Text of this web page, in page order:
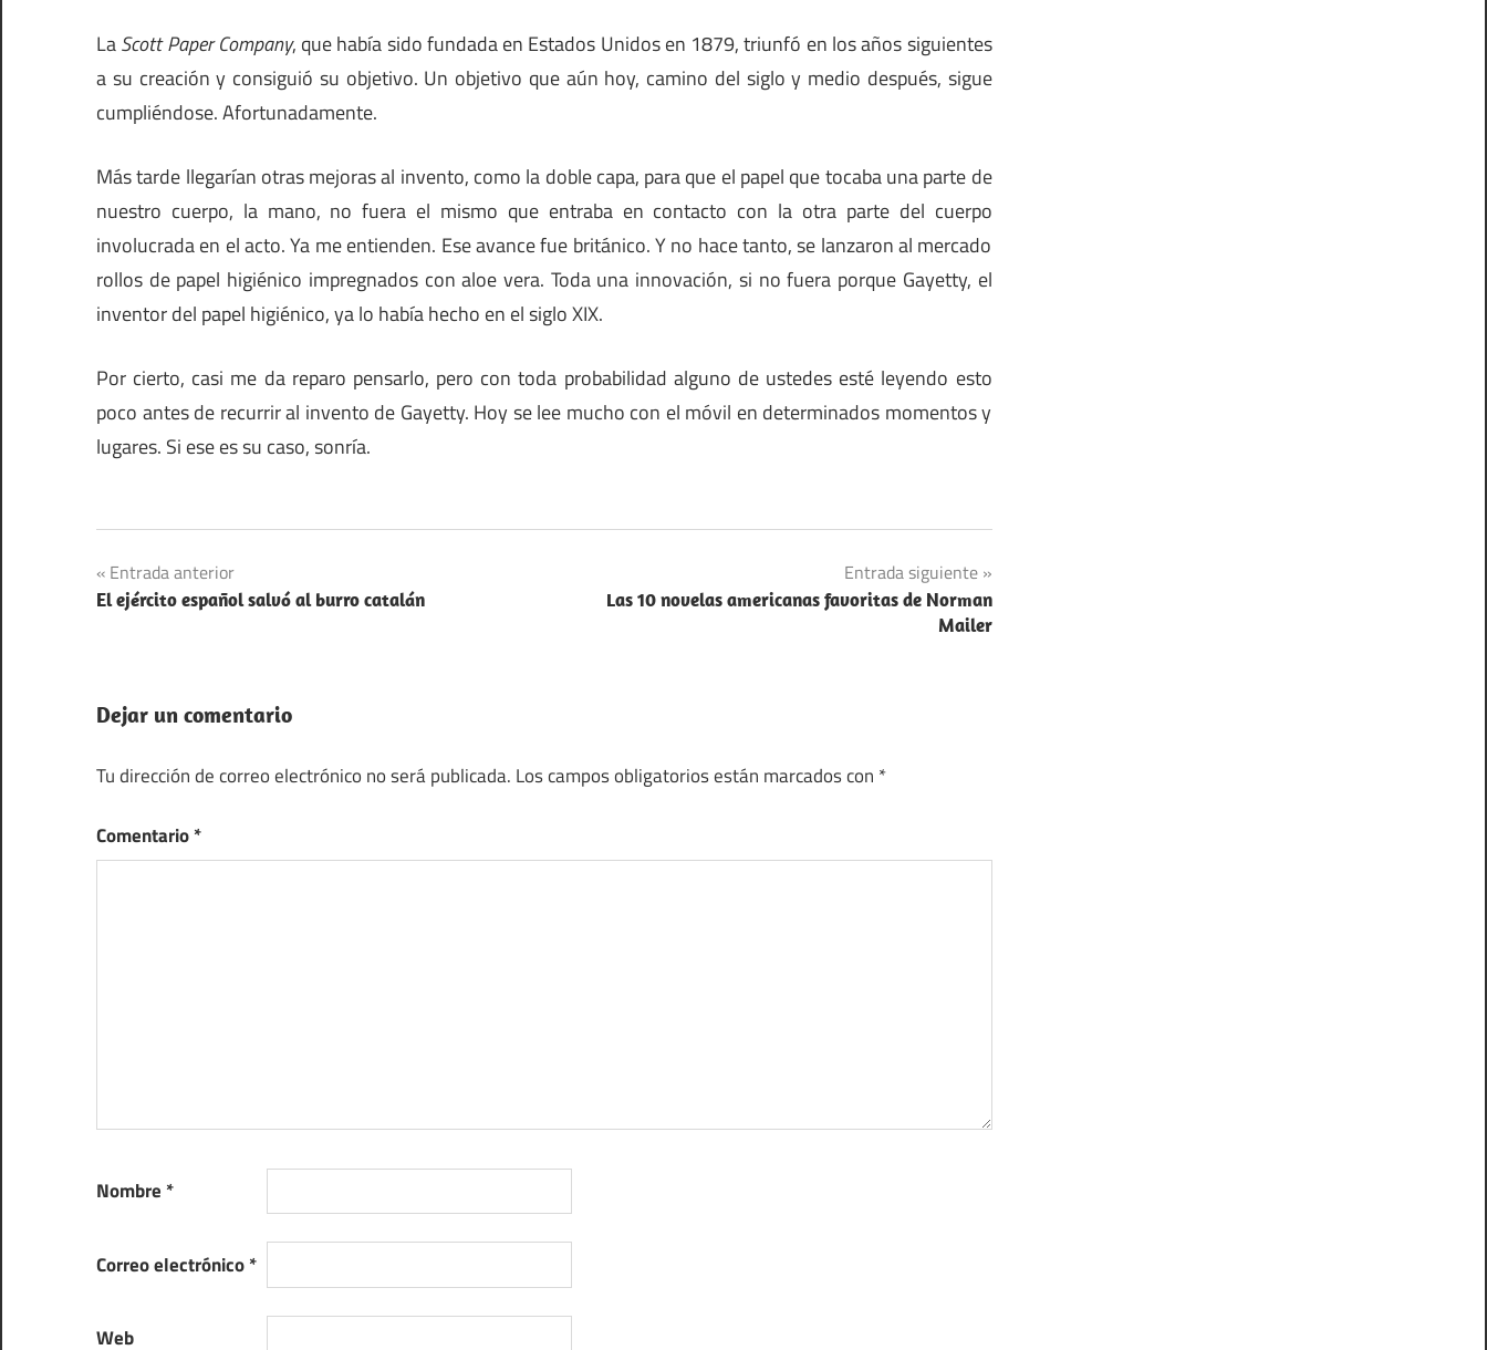
LaScott Paper Company, que había sido fundada en Estados Unidos en 1879, triunfó en los años siguientes
a su creación y consiguió su objetivo. Un objetivo que aún hoy, camino del siglo y medio después, sigue
cumpliéndose. Afortunadamente.
Más tarde llegarían otras mejoras al invento, como la doble capa, para que el papel que tocaba una parte de
nuestro cuerpo, la mano, no fuera el mismo que entraba en contacto con la otra parte del cuerpo
involucrada en el acto. Ya me entienden. Ese avance fue británico. Y no hace tanto, se lanzaron al mercado
rollos de papel higiénico impregnados con aloe vera. Toda una innovación, si no fuera porque Gayetty, el
inventor del papel higiénico, ya lo había hecho en el siglo XIX.
Por cierto, casi me da reparo pensarlo, pero con toda probabilidad alguno de ustedes esté leyendo esto
poco antes de recurrir al invento de Gayetty. Hoy se lee mucho con el móvil en determinados momentos y
lugares. Si ese es su caso, sonría.
Navegación
de
Entrada anterior
El ejército español salvó al burro catalán
Entrada siguiente
Las 10 novelas americanas favoritas de Norman
Mailer
Dejar un comentario
Tu dirección de correo electrónico no será publicada. Los campos obligatorios están marcados con *
Comentario*
Nombre *
Correo electrónico*
Web